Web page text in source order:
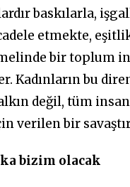
baskılarla,
etmekte,
bir toplum
Kadınların bu
değil, tüm
verilen bir
bizim olacak